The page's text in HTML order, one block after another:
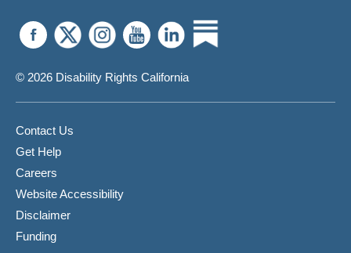
© 2026 Disability Rights California
Contact Us
Get Help
Careers
Website Accessibility
Disclaimer
Funding